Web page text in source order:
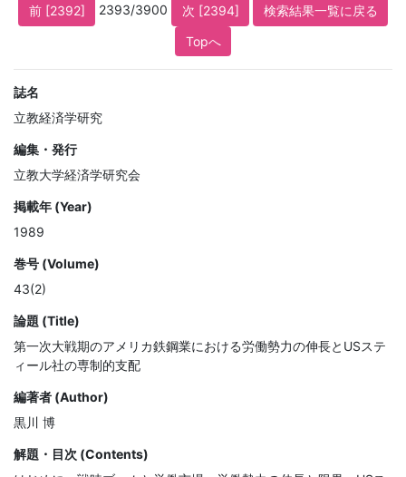
前 [2392] 2393/3900 次 [2394]
検索結果一覧に戻る
Topへ
誌名
立教経済学研究
編集・発行
立教大学経済学研究会
掲載年 (Year)
1989
巻号 (Volume)
43(2)
論題 (Title)
第一次大戦期のアメリカ鉄鋼業における労働勢力の伸長とUSステ
ィール社の専制的支配
編著者 (Author)
黒川 博
解題・目次 (Contents)